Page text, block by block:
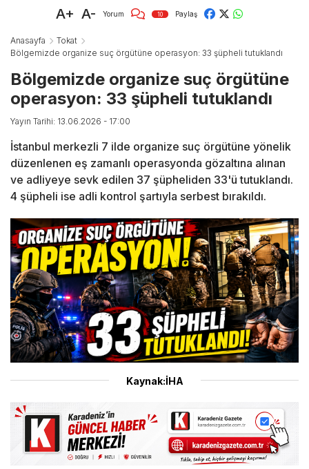
A+ A- Yorum 10 Paylaş
Anasayfa
Tokat
Bölgemizde organize suç örgütüne operasyon: 33 şüpheli tutuklandı
Bölgemizde organize suç örgütüne
operasyon: 33 şüpheli tutuklandı
Yayın Tarihi: 13.06.2026 - 17:00
İstanbul merkezli 7 ilde organize suç örgütüne yönelik
düzenlenen eş zamanlı operasyonda gözaltına alınan
ve adliyeye sevk edilen 37 şüpheliden 33'ü tutuklandı.
4 şüpheli ise adli kontrol şartıyla serbest bırakıldı.
Kaynak:İHA